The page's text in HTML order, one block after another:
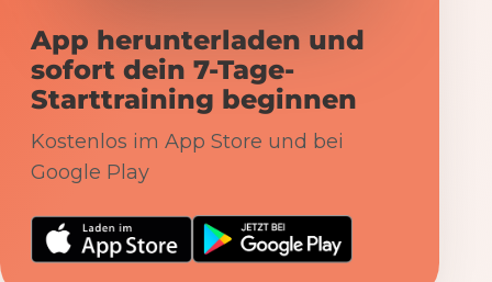
App herunterladen und
sofort dein 7-Tage-
Starttraining beginnen
Kostenlos im App Store und bei
Google Play